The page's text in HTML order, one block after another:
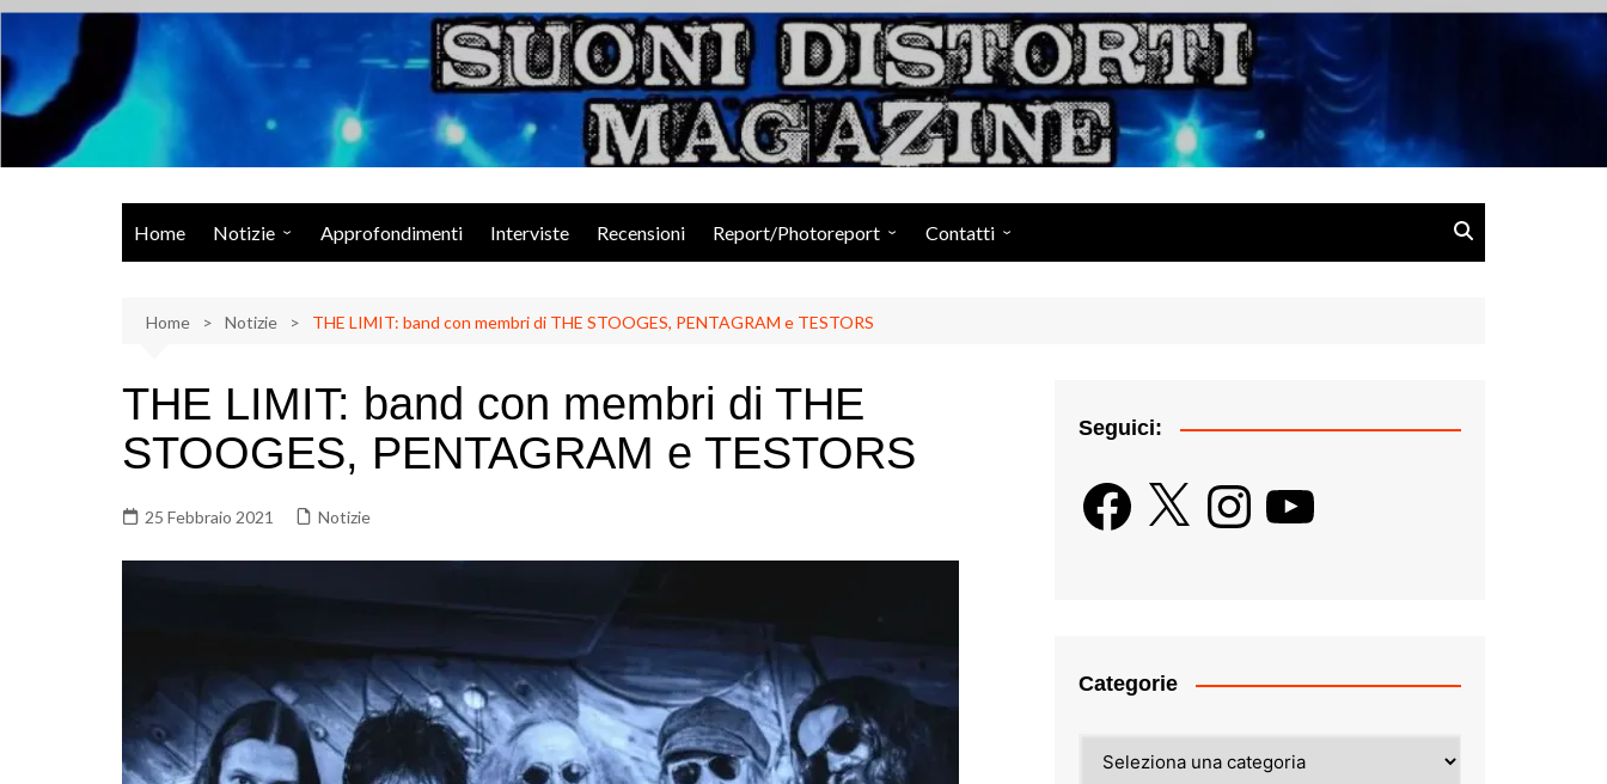
Salta
contenuto
Suoni Distorti Magazine
Musica Rock, Metal, Punk e varie sonorità alternative
Home Notizie
Eventi
Approfondimenti Interviste Recensioni Report/Photoreport Contatti
Home Notizie THE LIMIT: band con membri di THE STOOGES, PENTAGRAM e TESTORS
THE LIMIT: band con membri di THE
STOOGES, PENTAGRAM e TESTORS
25 Febbraio 2021 Notizie
Seguici:
Facebook
X InstagramYouTube
Categorie